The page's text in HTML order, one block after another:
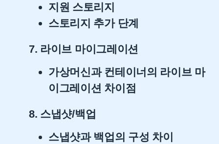
지원 스토리지
스토리지 추가 단계
7. 라이브 마이그레이션
가상머신과 컨테이너의 라이브 마
이그레이션 차이점
8. 스냅샷/백업
스냅샷과 백업의 구성 차이